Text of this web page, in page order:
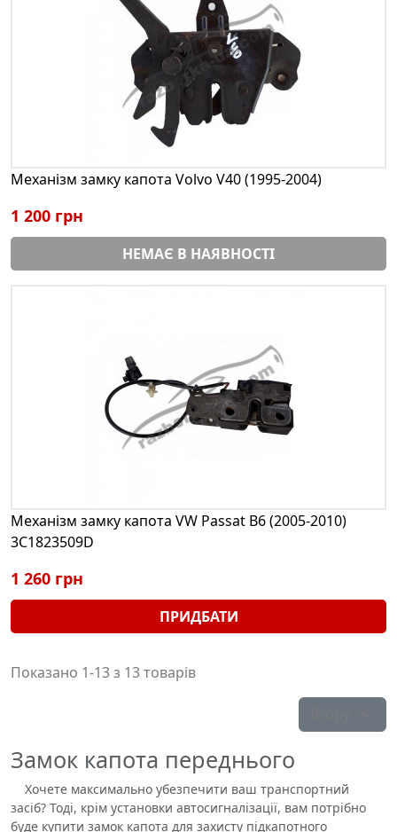
Механізм замку капота Volvo V40 (1995-2004)
1 200 грн
НЕМАЄ В НАЯВНОСТІ
Механізм замку капота VW Passat B6 (2005-2010)
3C1823509D
1 260 грн
ПРИДБАТИ
Показано 1-13 з 13 товарів
Замок капота переднього
Хочете максимально убезпечити ваш транспортний
засіб? Тоді, крім установки автосигналізації, вам потрібно
буде купити замок капота для захисту підкапотного